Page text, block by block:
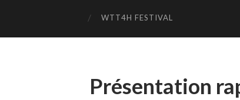
WTT4H FESTIVAL
Présentation